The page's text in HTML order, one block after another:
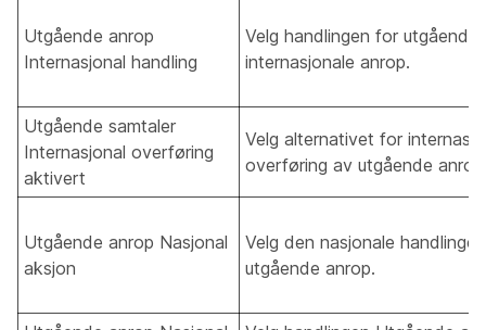
Utgående anrop
Internasjonal handling
Velg handlingen for utgående
internasjonale anrop.
Utgående samtaler
Internasjonal overføring
aktivert
Velg alternativet for
overføring av utgående
Utgående anrop Nasjonal
aksjon
Velg den nasjonale
utgående anrop.